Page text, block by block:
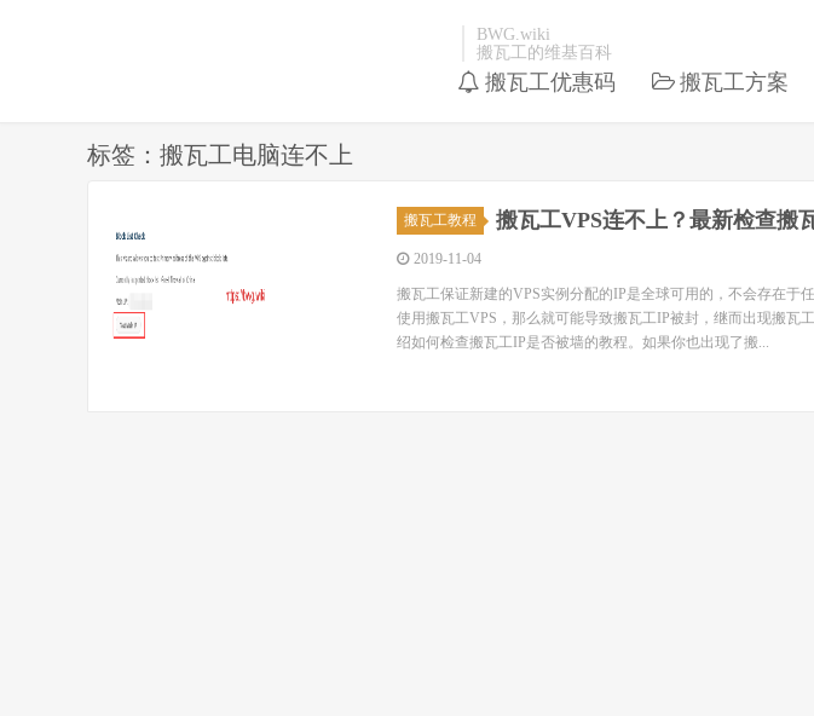
BWG.wiki
搬瓦工的维基百科
搬瓦工优惠码 搬瓦工方案
标签：搬瓦工电脑连不上
搬瓦工教程 搬瓦工VPS连不上？最新检查搬
2019-11-04
搬瓦工保证新建的VPS实例分配的IP是全球可用的，不会存在于
使用搬瓦工VPS，那么就可能导致搬瓦工IP被封，继而出现搬瓦
绍如何检查搬瓦工IP是否被墙的教程。如果你也出现了搬...